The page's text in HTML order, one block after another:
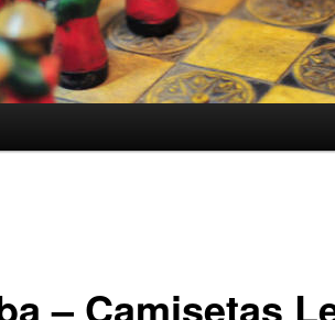
– Camisetas